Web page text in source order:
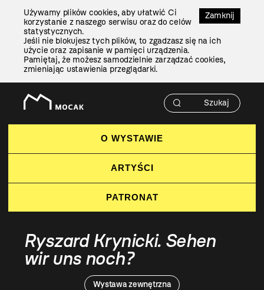
Zamknij
Używamy plików cookies, aby ułatwić Ci
korzystanie z naszego serwisu oraz do celów
statystycznych.
Jeśli nie blokujesz tych plików, to zgadzasz się na ich
użycie oraz zapisanie w pamięci urządzenia.
Pamiętaj, że możesz samodzielnie zarządzać cookies,
zmieniając ustawienia przeglądarki.
O WYSTAWIE
ARTYŚCI
PATRONAT
Wystawa zewnętrzna
Ryszard Krynicki. Sehen
wir uns noch?